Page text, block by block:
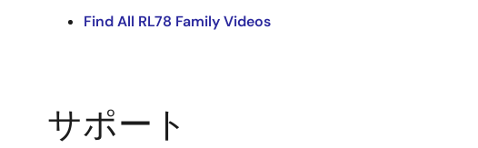
Find All RL78 Family Videos
サポート